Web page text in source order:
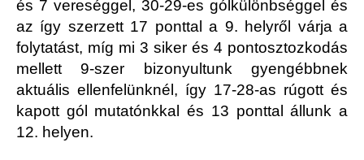
és 7 vereséggel, 30-29-es gólkülönbséggel és
az így szerzett 17 ponttal a 9. helyről várja a
folytatást, míg mi 3 siker és 4 pontosztozkodás
mellett 9-szer bizonyultunk gyengébbnek
aktuális ellenfelünknél, így 17-28-as rúgott és
kapott gól mutatónkkal és 13 ponttal állunk a
12. helyen.